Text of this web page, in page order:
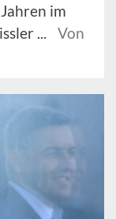
im
...
Von